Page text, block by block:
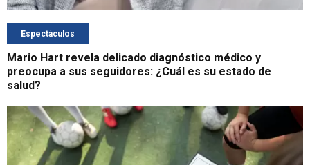
Espectáculos
Mario Hart revela delicado diagnóstico médico y
preocupa a sus seguidores: ¿Cuál es su estado de
salud?